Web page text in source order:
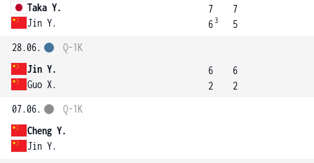
Taka Y.
Jin Y.
7
6 3
7
5
28.06.
Jin Y.
Guo X.
Q-1K
6
2
6
2
07.06.
Cheng Y.
Jin Y.
Q-1K